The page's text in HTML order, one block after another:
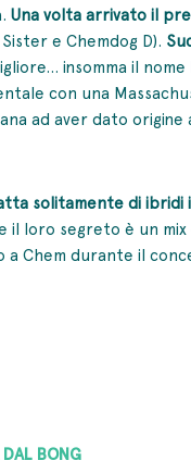
Una volta arrivato il
e Chemdog D).
insomma il
con una
ad aver dato
solitamente di ibridi
il loro segreto è un
Chem durante il
DAL BONG